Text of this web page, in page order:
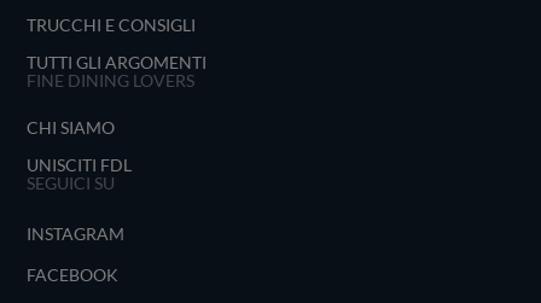
TRUCCHI E CONSIGLI
TUTTI GLI ARGOMENTI
FINE DINING LOVERS
CHI SIAMO
UNISCITI FDL
SEGUICI SU
INSTAGRAM
FACEBOOK